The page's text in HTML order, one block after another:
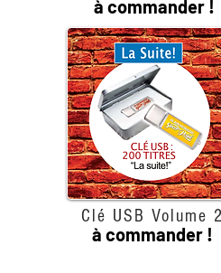
à commander !
Clé USB Volume
à commander !